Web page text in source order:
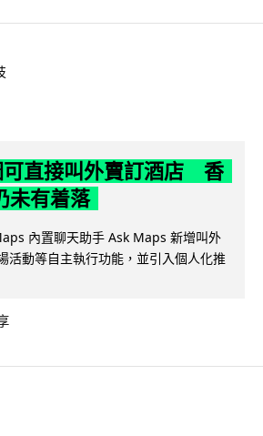
可直接叫外賣訂酒店 香
未有着落
內置聊天助手 Ask Maps 新增叫外
活動等自主執行功能，並引入個人化推